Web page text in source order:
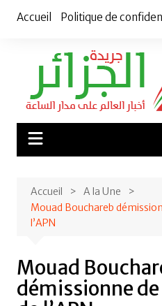
Accueil Politique de
Accueil
A la Une
Mouad Bouchareb
l’APN
Mouad
démissionne